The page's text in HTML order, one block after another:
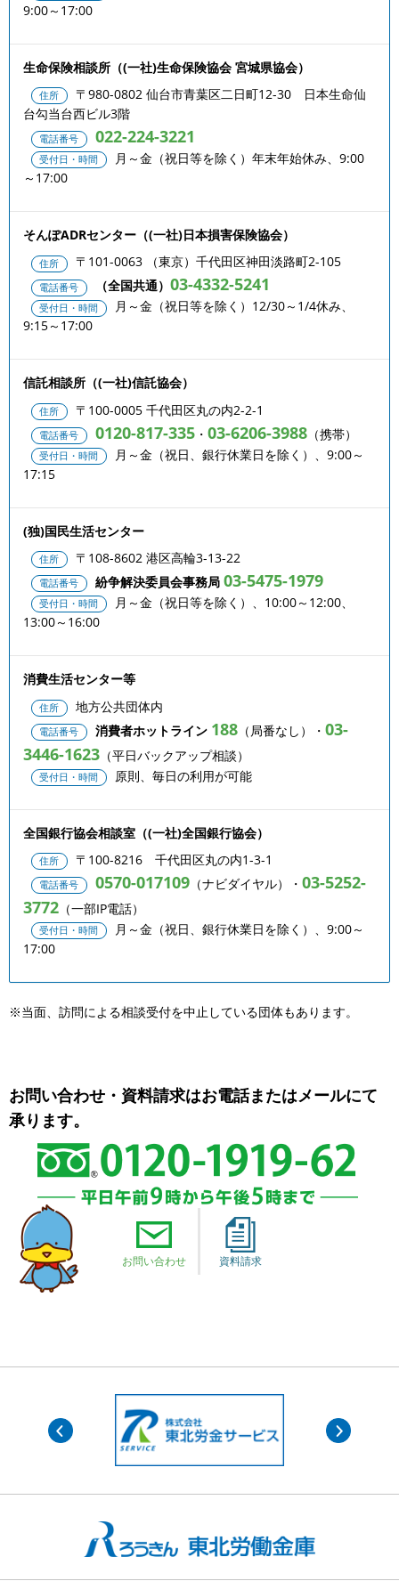
9:00～17:00
生命保険相談所（(一社)生命保険協会 宮城県協会）
住所
〒980-0802 仙台市青葉区二日町12-30 日本生命仙
台勾当台西ビル3階
電話番号 022-224-3221
受付日・時間
月～金（祝日等を除く）年末年始休み、9:00
～17:00
そんぽADRセンター（(一社)日本損害保険協会）
住所 〒101-0063 （東京）千代田区神田淡路町2-105
電話番号 （全国共通） 03-4332-5241
受付日・時間
月～金（祝日等を除く）12/30～1/4休み、
9:15～17:00
信託相談所（(一社)信託協会）
住所 〒100-0005 千代田区丸の内2-2-1
電話番号 0120-817-335・ 03-6206-3988（携帯）
受付日・時間
月～金（祝日、銀行休業日を除く）、9:00～
17:15
(独)国民生活センター
住所 〒108-8602 港区高輪3-13-22
電話番号 紛争解決委員会事務局 03-5475-1979
受付日・時間
月～金（祝日等を除く）、10:00～12:00、
13:00～16:00
消費生活センター等
住所 地方公共団体内
電話番号 消費者ホットライン 188（局番なし）・ 03-
3446-1623 （平日バックアップ相談）
受付日・時間 原則、毎日の利用が可能
全国銀行協会相談室（(一社)全国銀行協会）
住所 〒100-8216 千代田区丸の内1-3-1
電話番号 0570-017109（ナビダイヤル）・ 03-5252-
3772 （一部IP電話）
受付日・時間
月～金（祝日、銀行休業日を除く）、9:00～
17:00
※当面、訪問による相談受付を中止している団体もあります。
お問い合わせ・資料請求はお電話またはメールにて
承ります。
お問い合わせ 資料請求